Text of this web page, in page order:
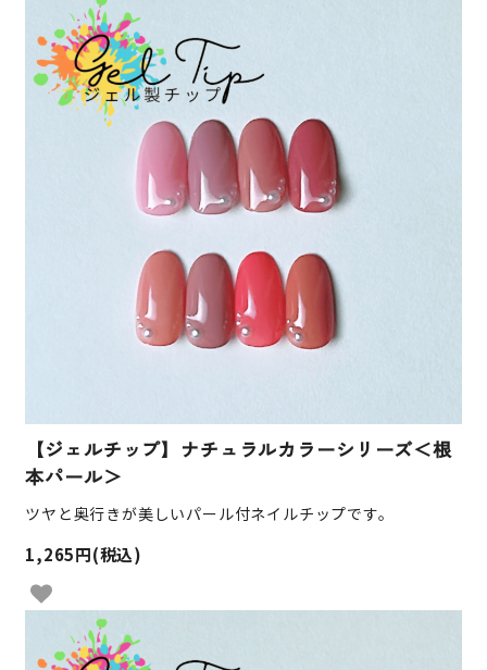
【ジェルチップ】ナチュラルカラーシリーズ＜根
本パール＞
ツヤと奥行きが美しいパール付ネイルチップです。
1,265円(税込)